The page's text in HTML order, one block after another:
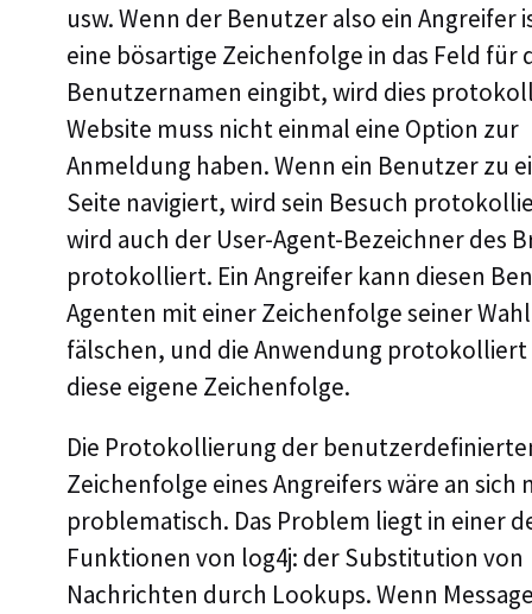
usw. Wenn der Benutzer also ein Angreifer
eine bösartige Zeichenfolge in das Feld für
Benutzernamen eingibt, wird dies
Website muss nicht einmal eine Option zur
Anmeldung haben. Wenn ein Benutzer zu
Seite navigiert, wird sein Besuch
wird auch der User-Agent-Bezeichner des
protokolliert. Ein Angreifer kann diesen
Agenten mit einer Zeichenfolge seiner Wahl
fälschen, und die Anwendung protokolliert
diese eigene Zeichenfolge.
Die Protokollierung der
Zeichenfolge eines Angreifers wäre an sich
problematisch. Das Problem liegt in einer
Funktionen von log4j: der Substitution von
Nachrichten durch Lookups. Wenn